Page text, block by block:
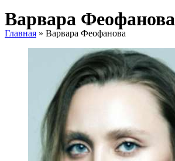
Варвара Феофанова
Главная » Варвара Феофанова